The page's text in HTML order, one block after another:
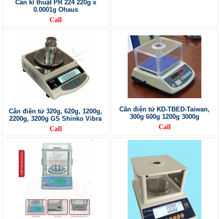
Cân kĩ thuật PR 224 220g x
0.0001g Ohaus
Call
Cân điện tử 320g, 620g, 1200g,
2200g, 3200g GS Shinko Vibra
Call
Cân điện tử KD-TBED-Taiwan,
300g 600g 1200g 3000g
Call